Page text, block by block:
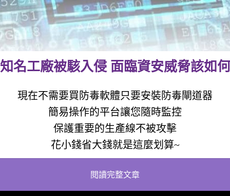
名工廠被駭入侵 面臨資安威脅該如
現在不需要買防毒軟體只要安裝防毒閘道器
簡易操作的平台讓您隨時監控
保護重要的生產線不被攻擊
花小錢省大錢就是這麼划算~
閱讀完整文章